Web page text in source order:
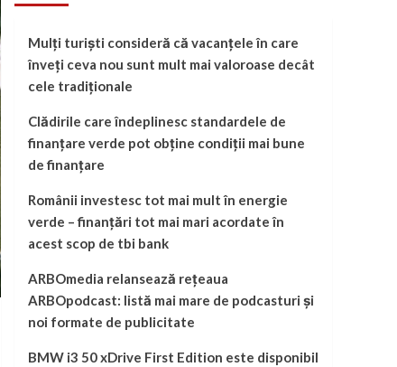
Mulți turiști consideră că vacanțele în care
înveți ceva nou sunt mult mai valoroase decât
cele tradiționale
Clădirile care îndeplinesc standardele de
finanțare verde pot obține condiții mai bune
de finanțare
Românii investesc tot mai mult în energie
verde – finanțări tot mai mari acordate în
acest scop de tbi bank
ARBOmedia relansează rețeaua
ARBOpodcast: listă mai mare de podcasturi și
noi formate de publicitate
BMW i3 50 xDrive First Edition este disponibil